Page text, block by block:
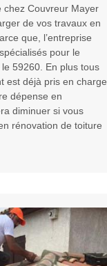
chez Couvreur Mayer
de vos travaux en
que, l’entreprise
pour le
59260. En plus tous
est déjà pris en charge
dépense en
diminuer si vous
rénovation de toiture